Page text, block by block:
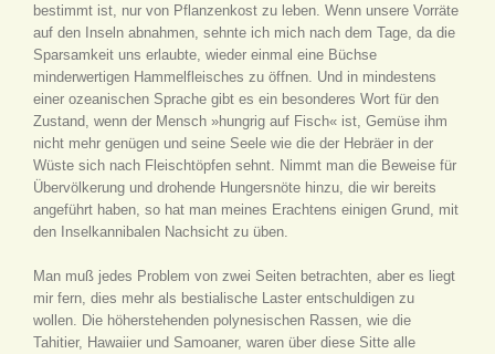
bestimmt ist, nur von Pflanzenkost zu leben. Wenn unsere Vorräte
auf den Inseln abnahmen, sehnte ich mich nach dem Tage, da die
Sparsamkeit uns erlaubte, wieder einmal eine Büchse
minderwertigen Hammelfleisches zu öffnen. Und in mindestens
einer ozeanischen Sprache gibt es ein besonderes Wort für den
Zustand, wenn der Mensch »hungrig auf Fisch« ist, Gemüse ihm
nicht mehr genügen und seine Seele wie die der Hebräer in der
Wüste sich nach Fleischtöpfen sehnt. Nimmt man die Beweise für
Übervölkerung und drohende Hungersnöte hinzu, die wir bereits
angeführt haben, so hat man meines Erachtens einigen Grund, mit
den Inselkannibalen Nachsicht zu üben.
Man muß jedes Problem von zwei Seiten betrachten, aber es liegt
mir fern, dies mehr als bestialische Laster entschuldigen zu
wollen. Die höherstehenden polynesischen Rassen, wie die
Tahitier, Hawaiier und Samoaner, waren über diese Sitte alle